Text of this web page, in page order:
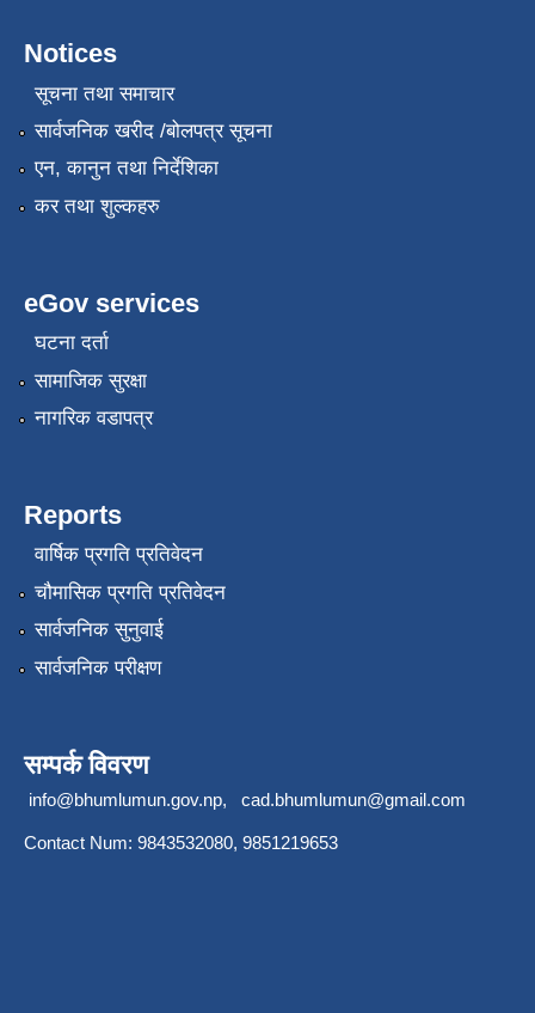
Notices
सूचना तथा समाचार
सार्वजनिक खरीद /बोलपत्र सूचना
एन, कानुन तथा निर्देशिका
कर तथा शुल्कहरु
eGov services
घटना दर्ता
सामाजिक सुरक्षा
नागरिक वडापत्र
Reports
वार्षिक प्रगति प्रतिवेदन
चौमासिक प्रगति प्रतिवेदन
सार्वजनिक सुनुवाई
सार्वजनिक परीक्षण
सम्पर्क विवरण
info@bhumlumun.gov.np, cad.bhumlumun@gmail.com
Contact Num: 9843532080, 9851219653